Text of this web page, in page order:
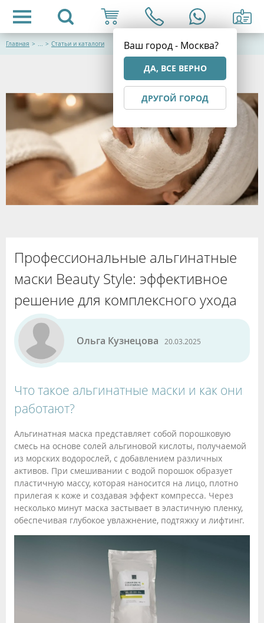
Ваш город - Москва?
ДА, ВСЕ ВЕРНО
ДРУГОЙ ГОРОД
Главная > ... > Статьи и каталоги
Профессиональные альгинатные
маски Beauty Style: эффективное
решение для комплексного ухода
Ольга Кузнецова 20.03.2025
Что такое альгинатные маски и как они
работают?
Альгинатная маска представляет собой порошковую
смесь на основе солей альгиновой кислоты, получаемой
из морских водорослей, с добавлением различных
активов. При смешивании с водой порошок образует
пластичную массу, которая наносится на лицо, плотно
прилегая к коже и создавая эффект компресса. Через
несколько минут маска застывает в эластичную пленку,
обеспечивая глубокое увлажнение, подтяжку и лифтинг.